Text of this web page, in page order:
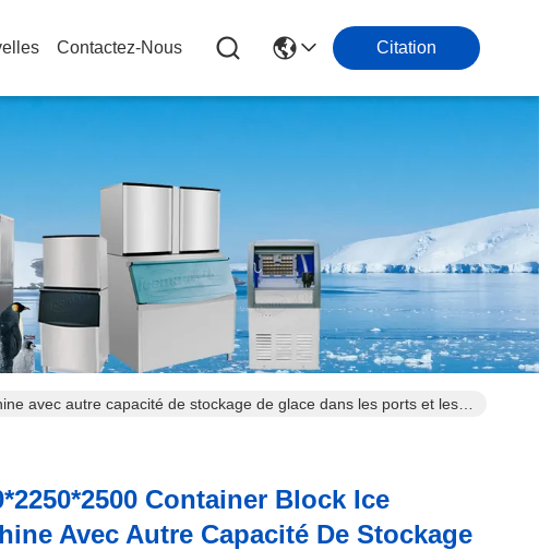
Contactez-Nous Citation
avec autre capacité de stockage de glace dans les ports et les
Container Block Ice
Avec Autre Capacité De Stockage